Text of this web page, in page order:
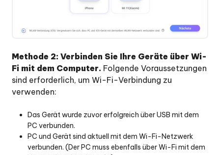
Methode 2: Verbinden Sie Ihre Geräte über Wi-
Fi mit dem Computer. Folgende Voraussetzungen
sind erforderlich, um Wi-Fi-Verbindung zu
verwenden:
Das Gerät wurde zuvor erfolgreich über USB mit dem
PC verbunden.
PC und Gerät sind aktuell mit dem Wi-Fi-Netzwerk
verbunden. (Der PC muss ebenfalls über Wi-Fi mit dem